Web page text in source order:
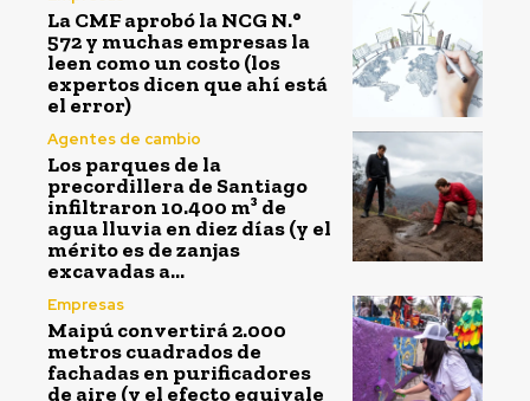
La CMF aprobó la NCG N.°
572 y muchas empresas la
leen como un costo (los
expertos dicen que ahí está
el error)
Agentes de cambio
Los parques de la
precordillera de Santiago
infiltraron 10.400 m³ de
agua lluvia en diez días (y el
mérito es de zanjas
excavadas a...
Empresas
Maipú convertirá 2.000
metros cuadrados de
fachadas en purificadores
de aire (y el efecto equivale